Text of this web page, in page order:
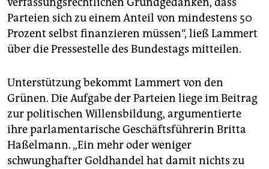
Parteien sich zu einem Anteil von mindestens 50
Prozent selbst finanzieren müssen“, ließ Lammert
über die Pressestelle des Bundestags mitteilen.
Unterstützung bekommt Lammert von den
Grünen. Die Aufgabe der Parteien liege im Beitrag
zur politischen Willensbildung, argumentierte
ihre parlamentarische Geschäftsführerin Britta
Haßelmann. „Ein mehr oder weniger
schwunghafter Goldhandel hat damit nichts zu